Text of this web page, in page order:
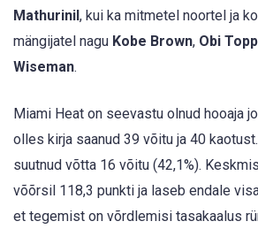
Mathurinil , kui ka mitmetel noortel ja
mängijatel nagu Kobe Brown, Obi
Wiseman.
Miami Heat on seevastu olnud hooaja
olles kirja saanud 39 võitu ja 40
suutnud võtta 16 võitu (42,1%).
võõrsil 118,3 punkti ja laseb endale
et tegemist on võrdlemisi tasakaalus